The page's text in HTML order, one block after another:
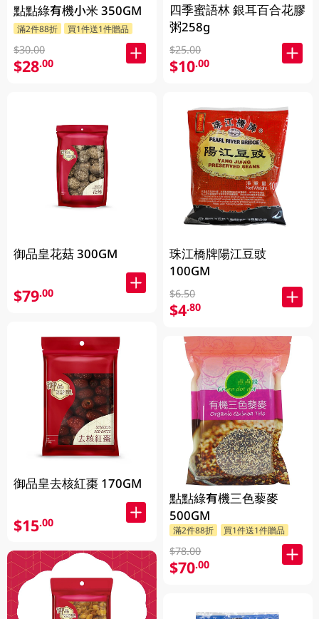
點點綠有機小米 350GM
滿2件88折 買1件送1件贈品
$30.00
$28.00
御品皇花菇 300GM
$79.00
御品皇去核紅棗 170GM
$15.00
四季蜜語林 銀耳百合花膠
粥258g
$25.00
$10.00
珠江橋牌陽江豆豉
100GM
$6.50
$4.80
點點綠有機三色藜麥
500GM
滿2件88折 買1件送1件贈品
$78.00
$70.00